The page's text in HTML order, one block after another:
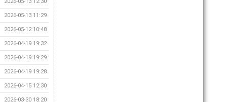
2026-05-13 12:30
2026-05-13 11:29
2026-05-12 10:48
2026-04-19 19:32
2026-04-19 19:29
2026-04-19 19:28
2026-04-15 12:30
2026-03-30 18:20